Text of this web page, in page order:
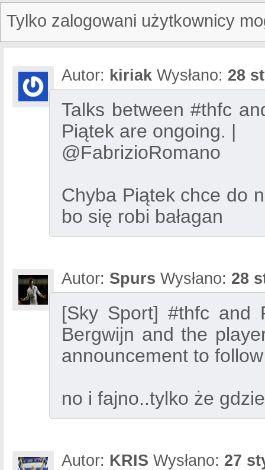
Tylko zalogowani użytkownicy
Autor: kiriak Wysłano: 28
Talks between #thfc
Piątek are ongoing. |
@FabrizioRomano
Chyba Piątek chce do
bo się robi bałagan
Autor: Spurs Wysłano: 28
[Sky Sport] #thfc and
Bergwijn and the
announcement to
no i fajno..tylko że
Autor: KRIS Wysłano: 27